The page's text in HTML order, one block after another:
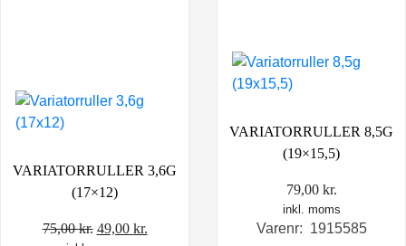
VARIATORRULLER 3,6G
(17×12)
75,00kr. Den
49,00 kr.
VARIATORRULLER 8,5G
(19×15,5)
79,00 kr.
inkl. moms
Varenr: 1915585